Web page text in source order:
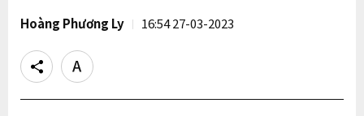
Hoàng Phương Ly 16:54 27-03-2023
Share
Text
size